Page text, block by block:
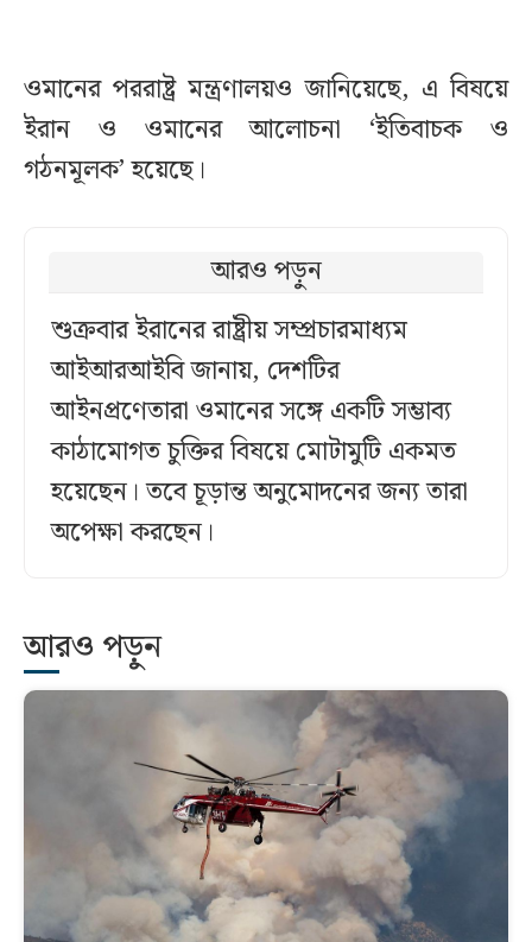
ওমানের পররাষ্ট্র মন্ত্রণালয়ও জানিয়েছে, এ বিষয়ে
ইরান ও ওমানের আলোচনা ‘ইতিবাচক ও
গঠনমূলক’ হয়েছে।
আরও পড়ুন
শুক্রবার ইরানের রাষ্ট্রীয় সম্প্রচারমাধ্যম
আইআরআইবি জানায়, দেশটির
আইনপ্রণেতারা ওমানের সঙ্গে একটি সম্ভাব্য
কাঠামোগত চুক্তির বিষয়ে মোটামুটি একমত
হয়েছেন। তবে চূড়ান্ত অনুমোদনের জন্য তারা
অপেক্ষা করছেন।
আরও পড়ুন